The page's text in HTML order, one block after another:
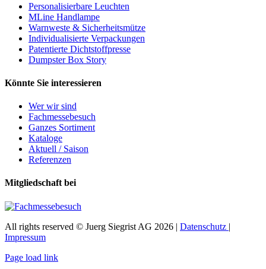
Personalisierbare Leuchten
MLine Handlampe
Warnweste & Sicherheitsmütze
Individualisierte Verpackungen
Patentierte Dichtstoffpresse
Dumpster Box Story
Könnte Sie interessieren
Wer wir sind
Fachmessebesuch
Ganzes Sortiment
Kataloge
Aktuell / Saison
Referenzen
Mitgliedschaft bei
All rights reserved © Juerg Siegrist AG 2026 | Datenschutz |
Impressum
Page load link